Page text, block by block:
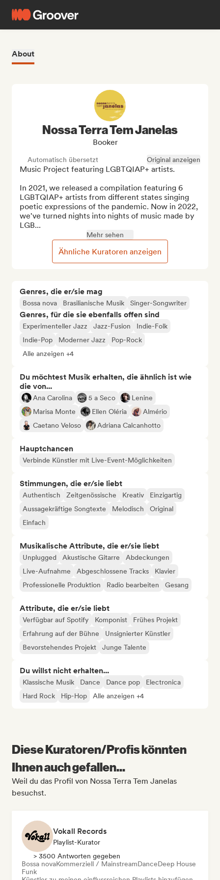
About
Genres, die er/sie mag
Bossa nova Brasilianische Musik Singer-Songwriter
Genres, für die sie ebenfalls offen sind
Experimenteller Jazz Jazz-Fusion
Indie-Folk
Indie-Pop
Moderner Jazz
Pop-Rock
Alle anzeigen +4
Du möchtest Musik erhalten, die ähnlich ist wie
die von...
Ana Carolina 5 a Seco
Lenine
Marisa Monte
Ellen Oléria
Almério
Caetano Veloso
Adriana Calcanhotto
Hauptchancen
Verbinde Künstler mit Live-Event-Möglichkeiten
Stimmungen, die er/sie liebt
Authentisch Zeitgenössische Kreativ
Einzigartig
Aussagekräftige Songtexte
Melodisch
Original
Einfach
Musikalische Attribute, die er/sie liebt
Unplugged Akustische Gitarre
Abdeckungen
Live-Aufnahme
Abgeschlossene Tracks
Klavier
Professionelle Produktion
Radio bearbeiten Gesang
Attribute, die er/sie liebt
Verfügbar auf Spotify Komponist
Frühes Projekt
Erfahrung auf der Bühne
Unsignierter Künstler
Bevorstehendes Projekt
Junge Talente
Du willst nicht erhalten...
Klassische Musik Dance Dance pop
Electronica
Hard Rock
Hip-Hop Alle anzeigen +4
Nossa Terra Tem Janelas
Booker
Automatisch übersetzt Original anzeigen
Music Project featuring LGBTQIAP+ artists.
In 2021, we released a compilation featuring 6
LGBTQIAP+ artists from different states singing
poetic expressions of the pandemic. Now in 2022,
we've turned nights into nights of music made by
LGB...
Mehr sehen
Ähnliche Kuratoren anzeigen
Diese Kuratoren/Profis könnten
Ihnen auch gefallen...
Weil du das Profil von Nossa Terra Tem Janelas
besuchst.
Vokall Records
Playlist-Kurator
> 3500 Antworten gegeben
Bossa novaKommerziell / MainstreamDanceDeep House
Funk